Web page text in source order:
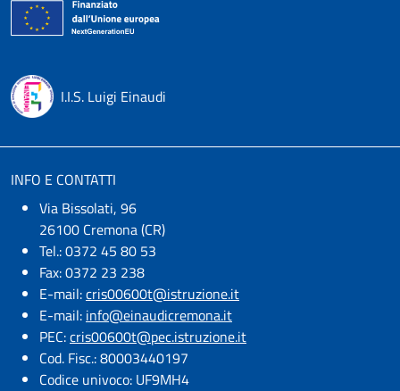
I.I.S. Luigi Einaudi
INFO E CONTATTI
Via Bissolati, 96
26100 Cremona (CR)
Tel.: 0372 45 80 53
Fax: 0372 23 238
E-mail:cris00600t@istruzione.it
E-mail:​ info@einaudicremona.it
PEC:cris00600t@pec.istruzione.it
Cod. Fisc.: 80003440197
Codice univoco: UF9MH4